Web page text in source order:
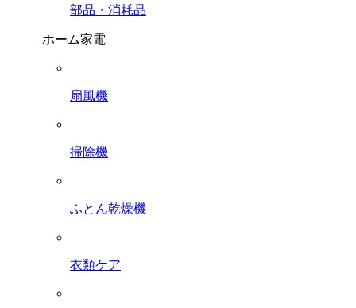
部品・消耗品
ホーム家電
扇風機
掃除機
ふとん乾燥機
衣類ケア